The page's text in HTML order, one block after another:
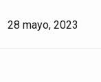
28 mayo, 2023